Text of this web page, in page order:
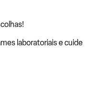
laboratoriais e cuide